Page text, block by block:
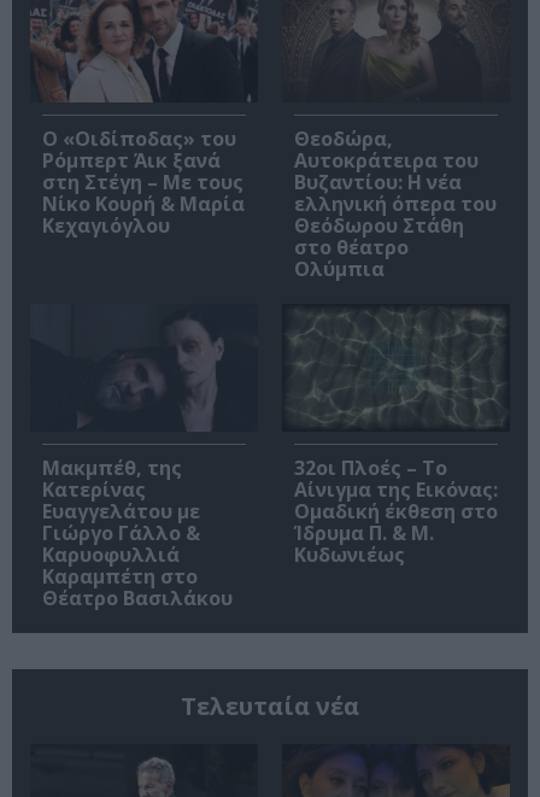
O «Οιδίποδας» του
Ρόμπερτ Άικ ξανά
στη Στέγη – Με τους
Νίκο Κουρή & Μαρία
Κεχαγιόγλου
Θεοδώρα,
Αυτοκράτειρα του
Βυζαντίου: Η νέα
ελληνική όπερα του
Θεόδωρου Στάθη
στο θέατρο
Ολύμπια
Μακμπέθ, της
Κατερίνας
Ευαγγελάτου με
Γιώργο Γάλλο &
Καρυοφυλλιά
Καραμπέτη στο
Θέατρο Βασιλάκου
32οι Πλοές – Το
Αίνιγμα της Εικόνας:
Ομαδική έκθεση στο
Ίδρυμα Π. & Μ.
Κυδωνιέως
Τελευταία νέα